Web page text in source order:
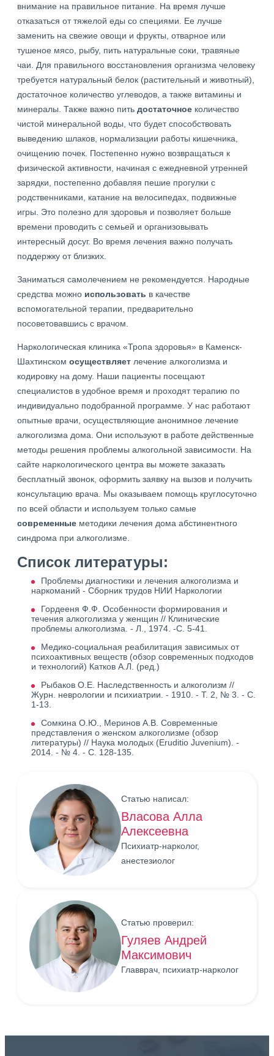
внимание на правильное питание. На время лучше
отказаться от тяжелой еды со специями. Ее лучше
заменить на свежие овощи и фрукты, отварное или
тушеное мясо, рыбу, пить натуральные соки, травяные
чаи. Для правильного восстановления организма человеку
требуется натуральный белок (растительный и животный),
достаточное количество углеводов, а также витамины и
минералы. Также важно пить достаточное количество
чистой минеральной воды, что будет способствовать
выведению шлаков, нормализации работы кишечника,
очищению почек. Постепенно нужно возвращаться к
физической активности, начиная с ежедневной утренней
зарядки, постепенно добавляя пешие прогулки с
родственниками, катание на велосипедах, подвижные
игры. Это полезно для здоровья и позволяет больше
времени проводить с семьей и организовывать
интересный досуг. Во время лечения важно получать
поддержку от близких.
Заниматься самолечением не рекомендуется. Народные
средства можно использовать в качестве
вспомогательной терапии, предварительно
посоветовавшись с врачом.
Наркологическая клиника «Тропа здоровья» в Каменск-
Шахтинском осуществляет лечение алкоголизма и
кодировку на дому. Наши пациенты посещают
специалистов в удобное время и проходят терапию по
индивидуально подобранной программе. У нас работают
опытные врачи, осуществляющие анонимное лечение
алкоголизма дома. Они используют в работе действенные
методы решения проблемы алкогольной зависимости. На
сайте наркологического центра вы можете заказать
бесплатный звонок, оформить заявку на вызов и получить
консультацию врача. Мы оказываем помощь круглосуточно
по всей области и используем только самые
современные методики лечения дома абстинентного
синдрома при алкоголизме.
Список литературы:
Проблемы диагностики и лечения алкоголизма и
наркоманий - Сборник трудов НИИ Наркологии
Гордееня Ф.Ф. Особенности формирования и
течения алкоголизма у женщин // Клинические
проблемы алкоголизма. - Л., 1974. -С. 5-41.
Медико-социальная реабилитация зависимых от
психоактивных веществ (обзор современных подходов
и технологий) Катков А.Л. (ред.)
Рыбаков О.Е. Наследственность и алкоголизм //
Журн. неврологии и психиатрии. - 1910. - Т. 2, № 3. - С.
1-13.
Сомкина О.Ю., Меринов А.В. Современные
представления о женском алкоголизме (обзор
литературы) // Наука молодых (Eruditio Juvenium). -
2014. - № 4. - С. 128-135.
Статью написал:
Власова Алла
Алексеевна
Психиатр-нарколог,
анестезиолог
Статью проверил:
Гуляев Андрей
Максимович
Главврач, психиатр-нарколог